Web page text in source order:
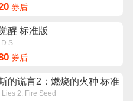
券后
醒 标准版
券后
的谎言2：燃烧的火种 标准
Lies 2: Fire Seed